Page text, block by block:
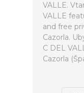
VALLE.
VALLE
and free
Cazorla.
C DEL
Cazorla